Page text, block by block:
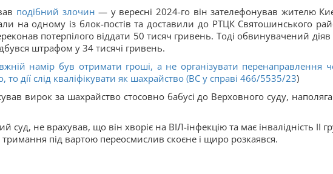
подібний злочин — у вересні 2024-го він зателефонував жителю
на одному із блок-постів та доставили до РТЦК Святошинського
потерпілого віддати 50 тисяч гривень. Тоді обвинувачений діяв
штрафом у 34 тисячі гривень.
намір був отримати гроші, а не організувати перенаправлення
дії слід кваліфікувати як шахрайство (ВС у справі 466/5535/23)
вирок за шахрайство стосовно бабусі до Верховного суду,
суд, не врахував, що він хворіє на ВІЛ-інфекцію та має інвалідність ІІ
під вартою переосмислив скоєне і щиро розкаявся.